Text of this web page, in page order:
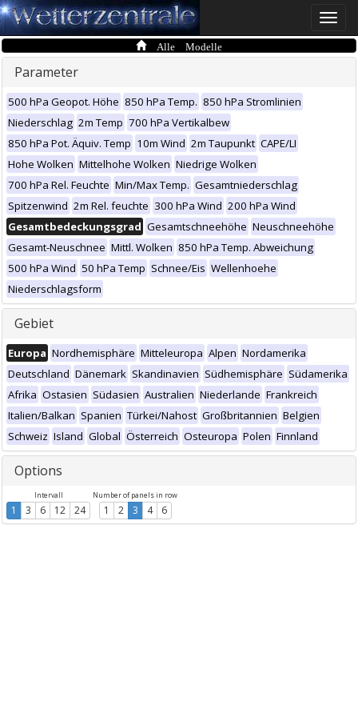
Toggle
Alle Modelle
Parameter
500 hPa Geopot. Höhe 850 hPa Temp. 850 hPa Stromlinien
Niederschlag 2m Temp 700 hPa Vertikalbew
850 hPa Pot. Äquiv. Temp 10m Wind 2m Taupunkt CAPE/LI
Hohe Wolken Mittelhohe Wolken Niedrige Wolken
700 hPa Rel. Feuchte Min/Max Temp. Gesamtniederschlag
Spitzenwind 2m Rel. feuchte 300 hPa Wind 200 hPa Wind
Gesamtbedeckungsgrad Gesamtschneehöhe Neuschneehöhe
Gesamt-Neuschnee Mittl. Wolken 850 hPa Temp. Abweichung
500 hPa Wind 50 hPa Temp Schnee/Eis Wellenhoehe
Niederschlagsform
Gebiet
Europa Nordhemisphäre Mitteleuropa Alpen Nordamerika
Deutschland Dänemark Skandinavien Südhemisphäre Südamerika
Afrika Ostasien Südasien Australien Niederlande Frankreich
Italien/Balkan Spanien Türkei/Nahost Großbritannien Belgien
Schweiz Island Global Österreich Osteuropa Polen Finnland
Options
Intervall
1 3 6 12 24
Number of panels in row
1 2 3 4 6